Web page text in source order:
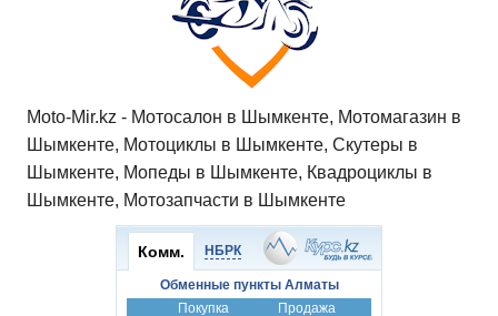
Moto-Mir.kz - Мотосалон в Шымкенте, Мотомагазин в
Шымкенте, Мотоциклы в Шымкенте, Скутеры в
Шымкенте, Мопеды в Шымкенте, Квадроциклы в
Шымкенте, Мотозапчасти в Шымкенте